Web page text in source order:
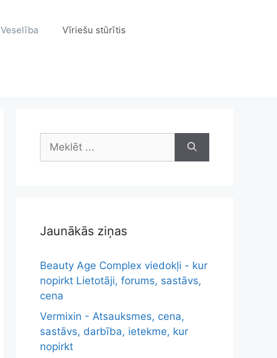
Veselība Vīriešu stūrītis
Meklēt:
Jaunākās ziņas
Beauty Age Complex viedokļi - kur
nopirkt Lietotāji, forums, sastāvs,
cena
Vermixin - Atsauksmes, cena,
sastāvs, darbība, ietekme, kur
nopirkt